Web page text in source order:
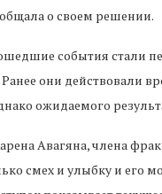
о своем решении.
события стали
они действовали
ожидаемого
Авагяна, члена
смех и улыбку и его